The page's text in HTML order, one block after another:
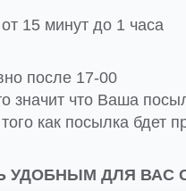
15 минут до 1 часа
после 17-00
значит что Ваша
как посылка бдет
УДОБНЫМ ДЛЯ ВАС